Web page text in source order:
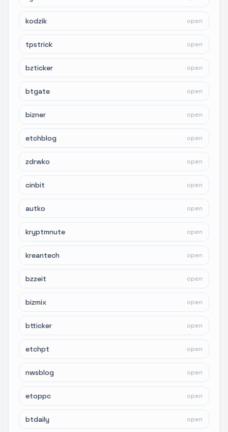
kodzik open
tpstrick open
bzticker open
btgate open
bizner open
etchblog open
zdrwko open
cinbit open
autko open
kryptmnute open
kreantech open
bzzeit open
bizmix open
btticker open
etchpt open
nwsblog open
etoppc open
btdaily open